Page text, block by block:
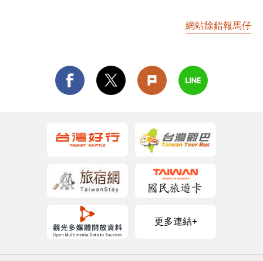
網站除錯報馬仔
更多連結+